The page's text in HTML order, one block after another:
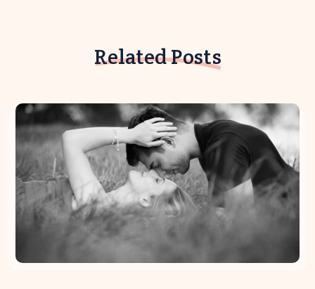
Related Posts